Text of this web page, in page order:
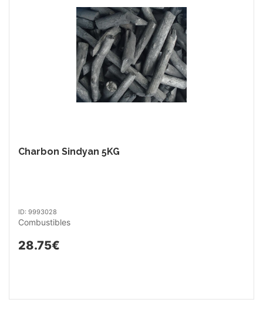
Charbon Sindyan 5KG
ID: 9993028
Combustibles
28.75€